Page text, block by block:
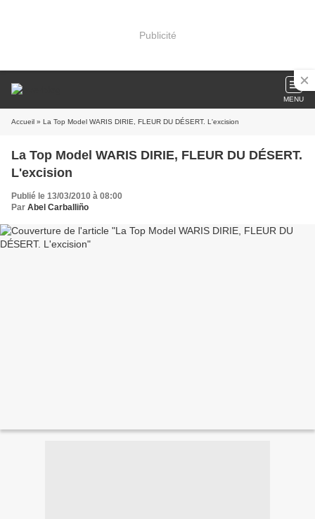
Publicité
MENU
Accueil » La Top Model WARIS DIRIE, FLEUR DU DÉSERT. L'excision
La Top Model WARIS DIRIE, FLEUR DU DÉSERT.
L'excision
Publié le 13/03/2010 à 08:00
Par Abel Carballiño